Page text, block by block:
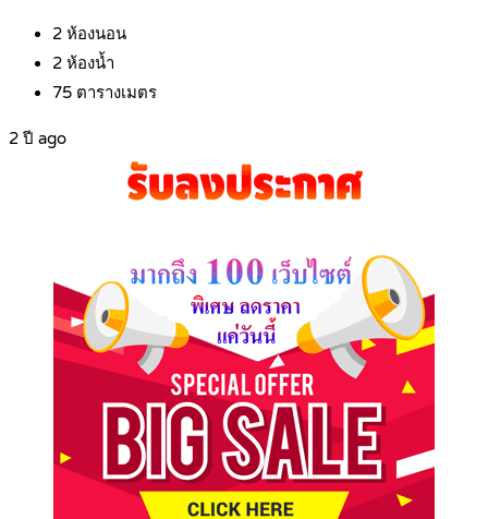
2 ห้องนอน
2 ห้องน้ำ
75 ตารางเมตร
2 ปี ago